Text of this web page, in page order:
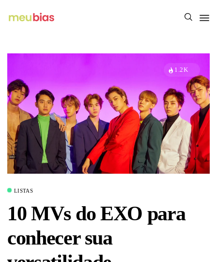
1.2K
LISTAS
10 MVs do EXO para
conhecer sua